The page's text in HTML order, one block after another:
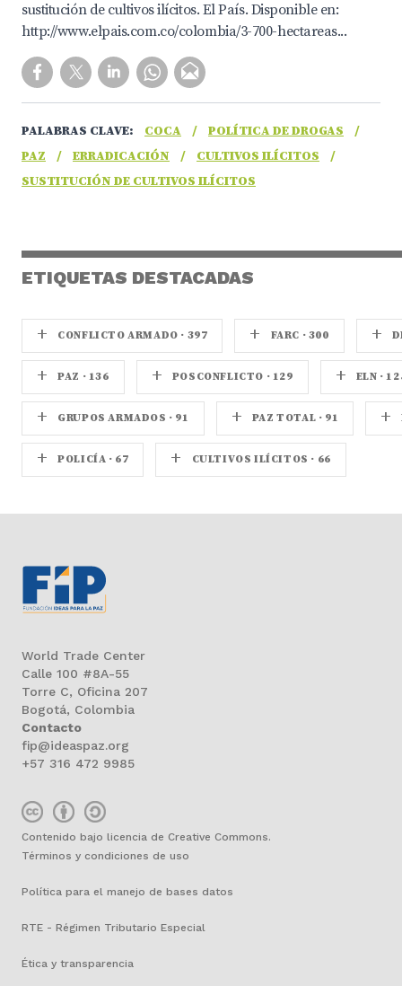
sustitución de cultivos ilícitos. El País. Disponible en:
http://www.elpais.com.co/colombia/3-700-hectareas...
PALABRAS CLAVE: COCA / POLÍTICA DE DROGAS
/
PAZ
/ ERRADICACIÓN / CULTIVOS ILÍCITOS
/
SUSTITUCIÓN DE CULTIVOS ILÍCITOS
ETIQUETAS DESTACADAS
+ CONFLICTO ARMADO · 397 + FARC · 300 +
+ PAZ · 136 + POSCONFLICTO · 129 + ELN ·
+ GRUPOS ARMADOS · 91 + PAZ TOTAL · 91 +
+ POLICÍA · 67 + CULTIVOS ILÍCITOS · 66
World Trade Center
Calle 100 #8A-55
Torre C, Oficina 207
Bogotá, Colombia
Contacto
fip@ideaspaz.org
+57 316 472 9985
Contenido bajo licencia de Creative Commons.
Términos y condiciones de uso
Política para el manejo de bases datos
RTE - Régimen Tributario Especial
Ética y transparencia